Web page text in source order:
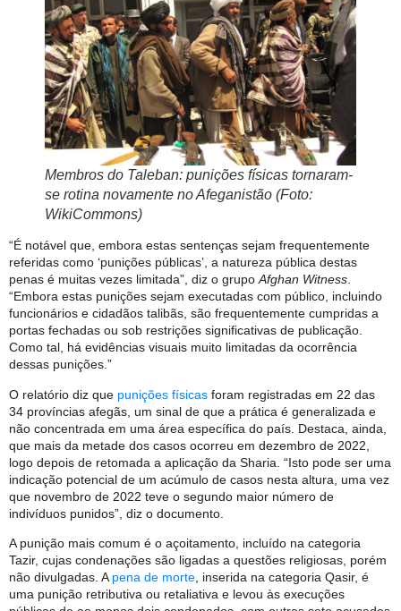
Membros do Taleban: punições físicas tornaram-
se rotina novamente no Afeganistão (Foto:
WikiCommons)
“É notável que, embora estas sentenças sejam frequentemente
referidas como ‘punições públicas’, a natureza pública destas
penas é muitas vezes limitada”, diz o grupoAfghan Witness.
“Embora estas punições sejam executadas com público, incluindo
funcionários e cidadãos talibãs, são frequentemente cumpridas a
portas fechadas ou sob restrições significativas de publicação.
Como tal, há evidências visuais muito limitadas da ocorrência
dessas punições.”
O relatório diz que punições físicas foram registradas em 22 das
34 províncias afegãs, um sinal de que a prática é generalizada e
não concentrada em uma área específica do país. Destaca, ainda,
que mais da metade dos casos ocorreu em dezembro de 2022,
logo depois de retomada a aplicação da Sharia. “Isto pode ser uma
indicação potencial de um acúmulo de casos nesta altura, uma vez
que novembro de 2022 teve o segundo maior número de
indivíduos punidos”, diz o documento.
A punição mais comum é o açoitamento, incluído na categoria
Tazir, cujas condenações são ligadas a questões religiosas, porém
não divulgadas. A pena de morte , inserida na categoria Qasir, é
uma punição retributiva ou retaliativa e levou às execuções